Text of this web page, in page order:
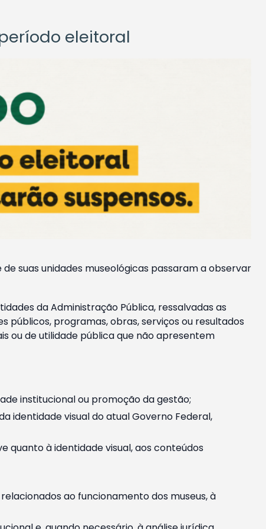
eleitoral
suas unidades museológicas passaram a observar
da Administração Pública, ressalvadas as
públicos, programas, obras, serviços ou resultados
ou de utilidade pública que não apresentem
institucional ou promoção da gestão;
identidade visual do atual Governo Federal,
quanto à identidade visual, aos conteúdos
ao funcionamento dos museus, à